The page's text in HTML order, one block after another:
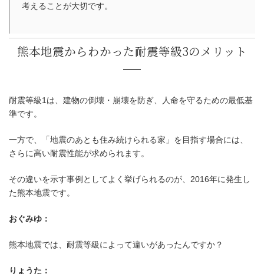
耐震性能は「住み続けられるか」まで考え
切
考えることが大切です。
耐震等級1は、建物の倒壊・崩壊を防ぎ、人命を守るための最低基
準です。
一方で、「地震のあとも住み続けられる家」を目指す場合には、
さらに高い耐震性能が求められます。
その違いを示す事例としてよく挙げられるのが、2016年に発生し
た熊本地震です。
おぐみゆ：
熊本地震では、耐震等級によって違いがあったんですか？
りょうた：